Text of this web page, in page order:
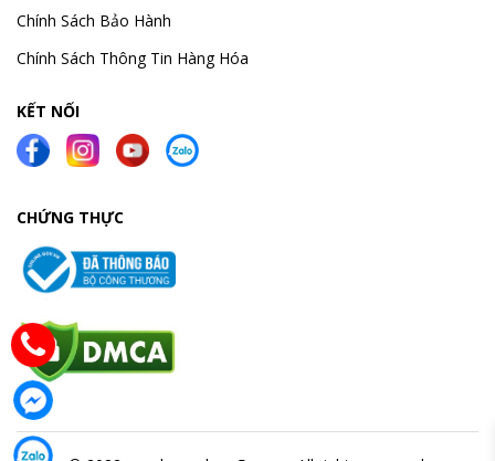
Chính Sách Bảo Hành
Chính Sách Thông Tin Hàng Hóa
KẾT NỐI
CHỨNG THỰC